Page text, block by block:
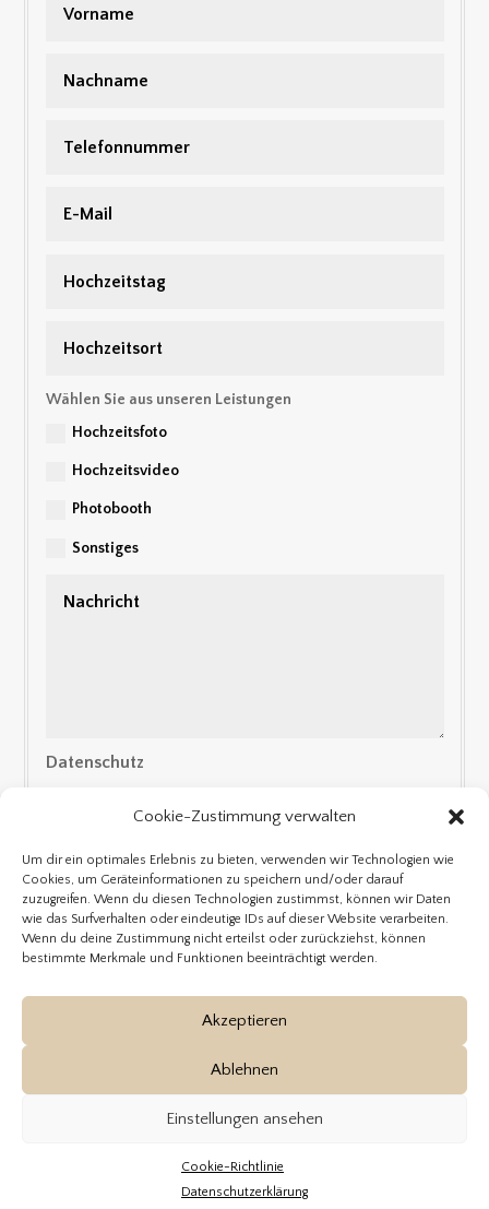
Cookie-Zustimmung verwalten
Um dir ein optimales Erlebnis zu bieten, verwenden wir Technologien wie
Cookies, um Geräteinformationen zu speichern und/oder darauf
zuzugreifen. Wenn du diesen Technologien zustimmst, können wir Daten
wie das Surfverhalten oder eindeutige IDs auf dieser Website verarbeiten.
Wenn du deine Zustimmung nicht erteilst oder zurückziehst, können
bestimmte Merkmale und Funktionen beeinträchtigt werden.
Akzeptieren
Ablehnen
Einstellungen ansehen
Cookie-Richtlinie
Datenschutzerklärung
Wählen Sie aus unseren Leistungen
Hochzeitsfoto
Hochzeitsvideo
Photobooth
Sonstiges
Datenschutz
Dich mit der Verarbeitung Deiner angegebenen
Daten zum Zweck der Bearbeitung Deiner
Anfrage einverstanden. *Datenschutzerklärung
11 + 1= SENDEN
© hochzeitsfotograf-hochzeitsvideo.de 2023 |